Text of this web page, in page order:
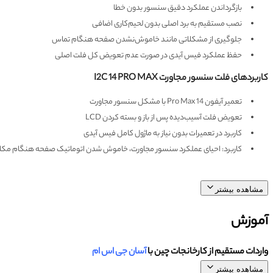
بازگرداندن عملکرد دقیق سنسور بدون خطا
نصب مستقیم به برد اصلی بدون لحیم‌کاری اضافی
جلوگیری از مشکلاتی مانند خاموش‌نشدن صفحه هنگام تماس
حفظ عملکرد فیس آیدی در صورت عدم تعویض کل فلت اصلی
کاربردهای فلت سنسور مجاورت I2C 14 PRO MAX
تعمیر آیفون 14 Pro Max با مشکل سنسور مجاورت
تعویض فلت آسیب‌دیده پس از باز و بسته‌ کردن LCD
کاربرد در تعمیرات بدون نیاز به ماژول کامل فیس آیدی
کاربرد: احیای عملکرد سنسور مجاورت، خاموش شدن اتوماتیک صفحه هنگام
مشاهده بیشتر
آموزش
واردات مستقیم از کارخانجات چین باآسان جی اس ام
مشاهده بیشتر